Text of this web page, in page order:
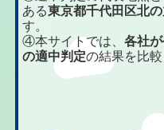
ある東京都千代田区北
す。
④本サイトでは、各社
の適中判定の結果を比較